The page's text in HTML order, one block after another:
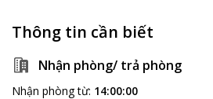
Thông tin cần biết
Nhận phòng/ trả phòng
Nhận phòng từ: 14:00:00